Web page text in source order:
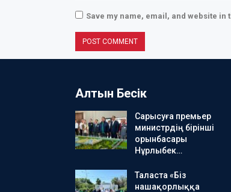
Save my name, email, and website
Алтын Бесік
Сарысуға премьер
министрдің бірінші
орынбасары
Нұрлыбек…
Таласта «Біз
нашақорлыққа